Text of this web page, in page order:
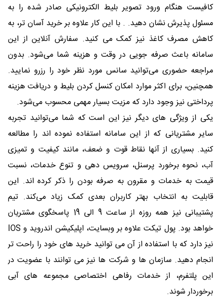
کافیست هنگام ورود تصویر بلیط الکترونیکی صادر شده را به
مسئول پذیرش نشان دهید. . با این کار علاوه بر خرید آسان تر، به
کاهش مصرف کاغذ نیز کمک می کنید. سفارش آنلاین از این
سامانه باعث صرفه جویی در وقت و هزینه شما می‌شود. بدون
مراجعه حضوری می‌توانید سانس مورد نظر خود را رزرو نمایید.
همچنین، برای اکثر موارد امکان کنسل کردن بلیط و دریافت هزینه
پرداختی نیز وجود دارد که مزیت بسیار مهمی محسوب می‌شود.
یکی از ویژگی های دیگر نیز این است که شما می‌توانید تجربه
سایر مشتریانی که از این سامانه استفاده نموده اند را مطالعه
کنید. بسیاری از آنها نقاط قوت و ضعف، مانند کیفیت و تمیزی
آب، نحوه برخورد پرسنل، سرویس دهی و تنوع خدمات، نسبت
قیمت به خدمات و مقرون به صرفه بودن را ذکر کرده اند. این
قابلیت به انتخاب بهتر کاربران بعدی کمک زیاد می‌کند. تیم
پشتیبانی نیز همه روزه از ساعت 9 الی 19 پاسخگوی مشتریان
خواهد بود. پول تیکت علاوه بر وبسایت، اپلیکیشن اندروید و IOS
نیز دارد که با استفاده از آن می توانید خرید های خود را راحت تر
انجام دهید. سازمان ها و شرکت ها نیز می توانند با عضویت در
این پلتفرم، از خدمات رفاهی اختصاصی مجموعه های آبی
برخوردار شوند.